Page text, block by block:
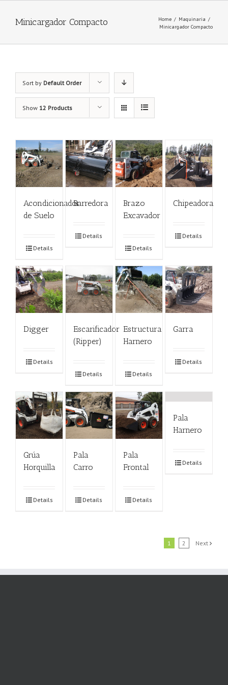
Minicargador Compacto Home / Maquinaria /
Minicargador Compacto
Sort by Default Order
Show 12 Products
Acondicionador
de Suelo
Details
Barredora
Details
Brazo
Excavador
Details
Chipeadora
Details
Digger
Details
Escarificador
(Ripper)
Details
Estructura
Harnero
Details
Garra
Details
Grúa
Horquilla
Details
Pala
Carro
Details
Pala
Frontal
Details
Pala
Harnero
Details
1 2 Next